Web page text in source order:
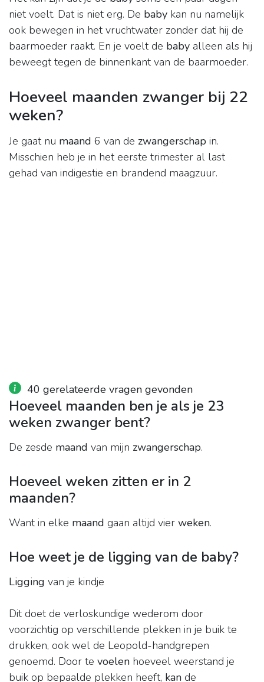
niet voelt. Dat is niet erg. De baby kan nu namelijk
ook bewegen in het vruchtwater zonder dat hij de
baarmoeder raakt. En je voelt de baby alleen als hij
beweegt tegen de binnenkant van de baarmoeder.
Hoeveel maanden zwanger bij 22
weken?
Je gaat nu maand 6 van de zwangerschap in.
Misschien heb je in het eerste trimester al last
gehad van indigestie en brandend maagzuur.
40 gerelateerde vragen gevonden
Hoeveel maanden ben je als je 23
weken zwanger bent?
De zesde maand van mijn zwangerschap.
Hoeveel weken zitten er in 2
maanden?
Want in elke maand gaan altijd vier weken.
Hoe weet je de ligging van de baby?
Ligging van je kindje
Dit doet de verloskundige wederom door
voorzichtig op verschillende plekken in je buik te
drukken, ook wel de Leopold-handgrepen
genoemd. Door te voelen hoeveel weerstand je
buik op bepaalde plekken heeft, kan de